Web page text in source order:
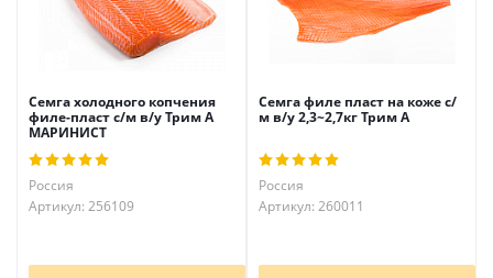
Семга холодного копчения
филе-пласт с/м в/у Трим А
МАРИНИСТ
Россия
Артикул: 256109
Семга филе пласт на коже с/
м в/у 2,3~2,7кг Трим А
Россия
Артикул: 260011